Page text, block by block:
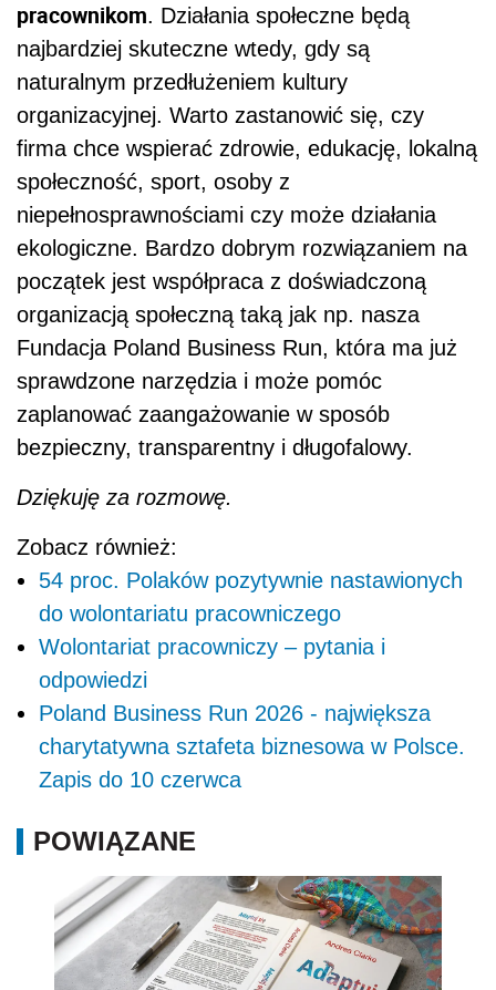
pracownikom. Działania społeczne będą
najbardziej skuteczne wtedy, gdy są
naturalnym przedłużeniem kultury
organizacyjnej. Warto zastanowić się, czy
firma chce wspierać zdrowie, edukację, lokalną
społeczność, sport, osoby z
niepełnosprawnościami czy może działania
ekologiczne. Bardzo dobrym rozwiązaniem na
początek jest współpraca z doświadczoną
organizacją społeczną taką jak np. nasza
Fundacja Poland Business Run, która ma już
sprawdzone narzędzia i może pomóc
zaplanować zaangażowanie w sposób
bezpieczny, transparentny i długofalowy.
Dziękuję za rozmowę.
Zobacz również:
54 proc. Polaków pozytywnie nastawionych
do wolontariatu pracowniczego
Wolontariat pracowniczy – pytania i
odpowiedzi
Poland Business Run 2026 - największa
charytatywna sztafeta biznesowa w Polsce.
Zapis do 10 czerwca
POWIĄZANE